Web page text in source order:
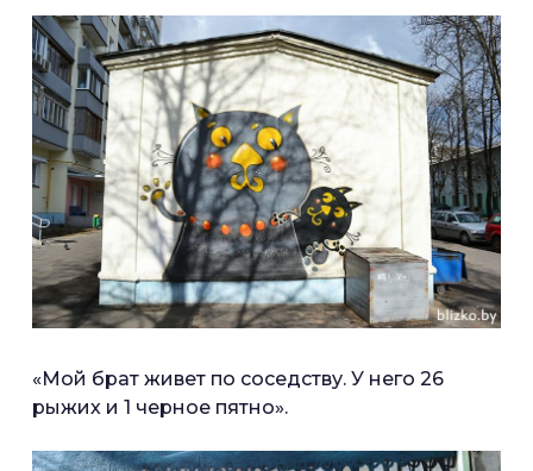
«Мой брат живет по соседству. У него 26
рыжих и 1 черное пятно».